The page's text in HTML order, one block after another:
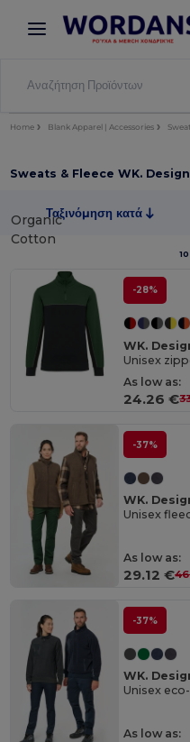
× Εφαρμογή
Καλύτερες τιμές στην
Home Blank Apparel | Accessories
Sweats & Fleece WK.
Ταξινόμηση κατά
Organic
Cotton
-28%
WK.
Unisex
As low as:
24.26 €
-37%
WK.
Unisex
As low as:
29.12 €
-37%
WK.
Unisex
As low as: